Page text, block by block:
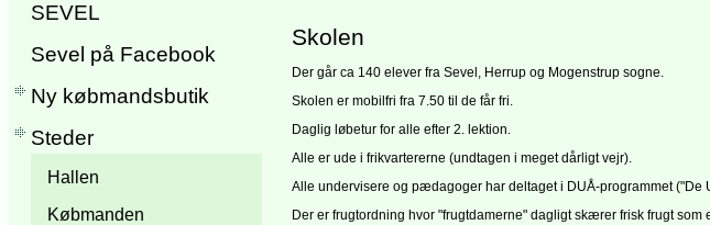
SEVEL
Sevel på Facebook
Ny købmandsbutik
Steder
Hallen
Købmanden
Skolen
Der går ca 140 elever fra Sevel, Herrup og Mogenstrup sogne.
Skolen er mobilfri fra 7.50 til de får fri.
Daglig løbetur for alle efter 2. lektion.
Alle er ude i frikvartererne (undtagen i meget dårligt vejr).
Alle undervisere og pædagoger har deltaget i DUÅ-programmet ("De
Der er frugtordning hvor "frugtdamerne" dagligt skærer frisk frugt som